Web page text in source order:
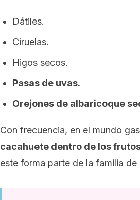
Dátiles.
Ciruelas.
Higos secos.
Pasas de uvas.
Orejones de albaricoque
Con frecuencia, en el mundo
cacahuete dentro de los
este forma parte de la familia de